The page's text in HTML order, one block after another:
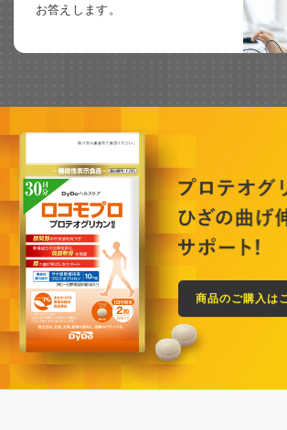
お答えします。
商品のご購入は